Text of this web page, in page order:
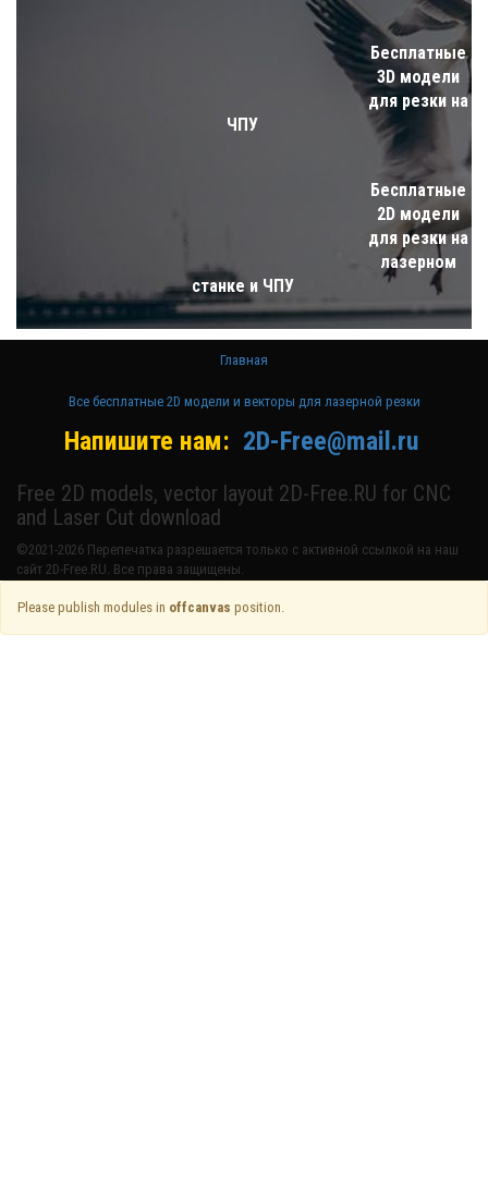
Бесплатные
3D модели
для резки на
ЧПУ
Бесплатные
2D модели
для резки на
лазерном
станке и ЧПУ
Главная
Все бесплатные 2D модели и векторы для лазерной резки
Напишите нам: 2D-Free@mail.ru
Free 2D models, vector layout 2D-Free.RU for CNC
and Laser Cut download
©2021-2026 Перепечатка разрешается только с активной ссылкой на наш
сайт 2D-Free.RU. Все права защищены.
Please publish modules in offcanvas position.